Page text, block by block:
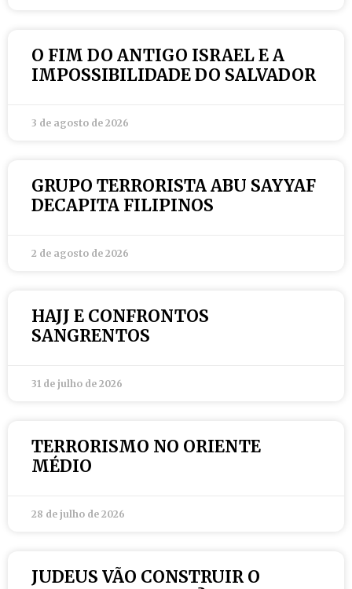
O FIM DO ANTIGO ISRAEL E A
IMPOSSIBILIDADE DO SALVADOR
3 de agosto de 2026
GRUPO TERRORISTA ABU SAYYAF
DECAPITA FILIPINOS
2 de agosto de 2026
HAJJ E CONFRONTOS
SANGRENTOS
31 de julho de 2026
TERRORISMO NO ORIENTE
MÉDIO
28 de julho de 2026
JUDEUS VÃO CONSTRUIR O